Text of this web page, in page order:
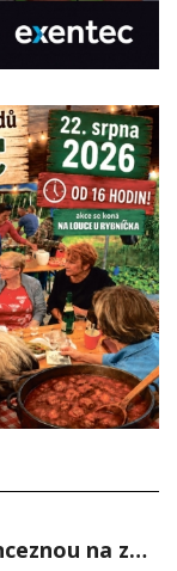
Prohlídka s princeznou na zámku Stekník